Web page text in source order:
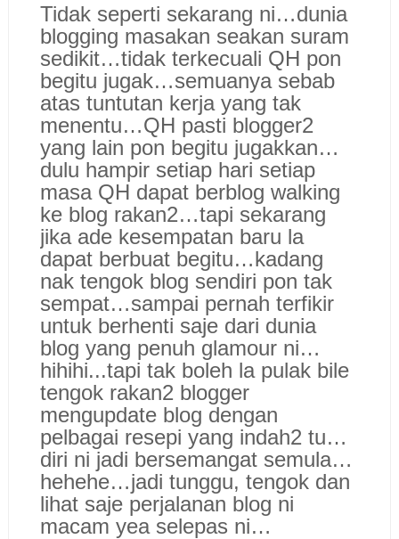
Tidak seperti sekarang ni…dunia
blogging masakan seakan suram
sedikit…tidak terkecuali QH pon
begitu jugak…semuanya sebab
atas tuntutan kerja yang tak
menentu…QH pasti blogger2
yang lain pon begitu jugakkan…
dulu hampir setiap hari setiap
masa QH dapat berblog walking
ke blog rakan2…tapi sekarang
jika ade kesempatan baru la
dapat berbuat begitu…kadang
nak tengok blog sendiri pon tak
sempat…sampai pernah terfikir
untuk berhenti saje dari dunia
blog yang penuh glamour ni…
hihihi...tapi tak boleh la pulak bile
tengok rakan2 blogger
mengupdate blog dengan
pelbagai resepi yang indah2 tu…
diri ni jadi bersemangat semula…
hehehe…jadi tunggu, tengok dan
lihat saje perjalanan blog ni
macam yea selepas ni…